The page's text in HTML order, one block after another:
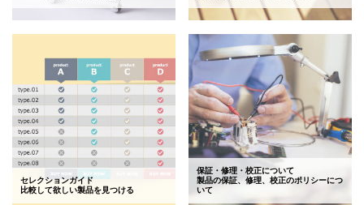
セレクションガイド
比較して欲しい製品を見つける
保証・修理・校正について
製品の保証、修理、校正のポリシーにつ
いて